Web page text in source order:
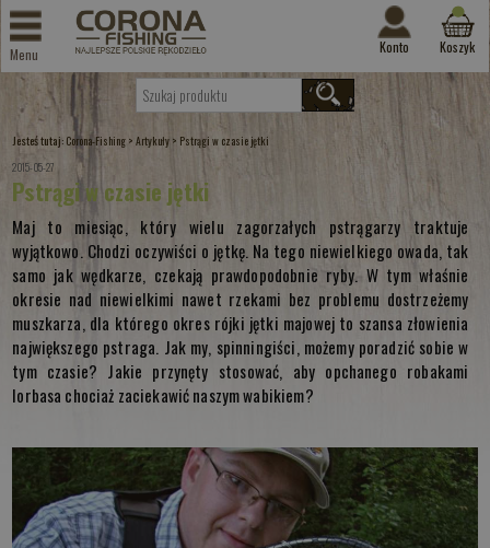
Menu Konto Koszyk
Jesteś tutaj: Corona-Fishing >Artykuły > Pstrągi w czasie jętki
2015-05-27
Pstrągi w czasie jętki
Maj to miesiąc, który wielu zagorzałych pstrągarzy traktuje
wyjątkowo. Chodzi oczywiści o jętkę. Na tego niewielkiego owada, tak
samo jak wędkarze, czekają prawdopodobnie ryby. W tym właśnie
okresie nad niewielkimi nawet rzekami bez problemu dostrzeżemy
muszkarza, dla którego okres rójki jętki majowej to szansa złowienia
największego pstraga. Jak my, spinningiści, możemy poradzić sobie w
tym czasie? Jakie przynęty stosować, aby opchanego robakami
lorbasa chociaż zaciekawić naszym wabikiem?